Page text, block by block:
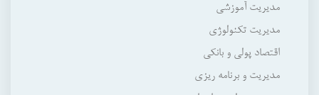
مديريت آموزشي
مديريت تكنولوژي
اقتصاد پولي و بانكي
مديريت و برنامه ريزي